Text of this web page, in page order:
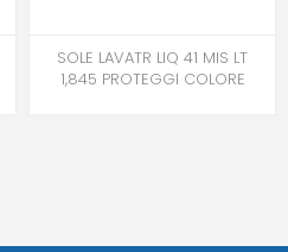
SOLE LAVATR LIQ 41 MIS LT
1,845 PROTEGGI COLORE